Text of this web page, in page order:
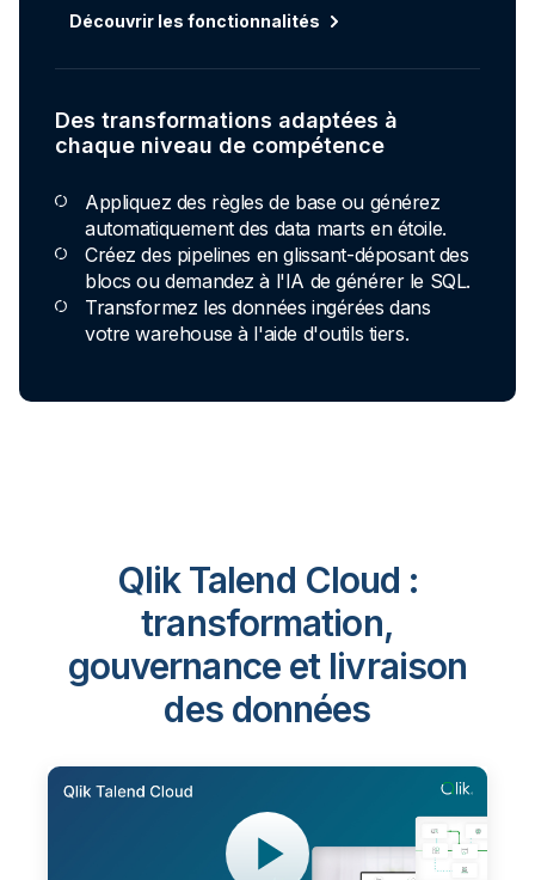
Découvrir les fonctionnalités
Des transformations adaptées à
chaque niveau de compétence
Appliquez des règles de base ou générez
automatiquement des data marts en étoile.
Créez des pipelines en glissant-déposant des
blocs ou demandez à l'IA de générer le SQL.
Transformez les données ingérées dans
votre warehouse à l'aide d'outils tiers.
Qlik Talend Cloud :
transformation,
gouvernance et livraison
des données